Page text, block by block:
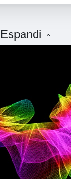
Espandi